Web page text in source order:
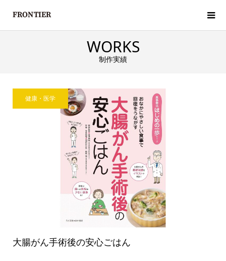
WORKS
制作実績
健康・医学
大腸がん手術後の安心ごはん